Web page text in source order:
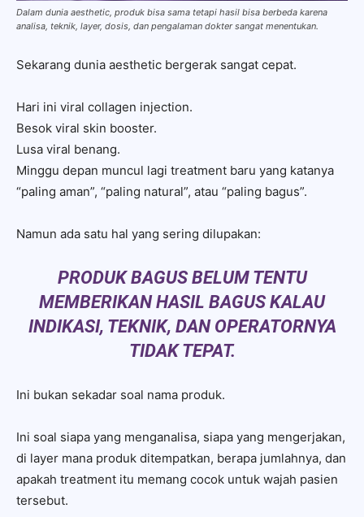
Dalam dunia aesthetic, produk bisa sama tetapi hasil bisa berbeda karena
analisa, teknik, layer, dosis, dan pengalaman dokter sangat menentukan.
Sekarang dunia aesthetic bergerak sangat cepat.
Hari ini viral collagen injection.
Besok viral skin booster.
Lusa viral benang.
Minggu depan muncul lagi treatment baru yang katanya
“paling aman”, “paling natural”, atau “paling bagus”.
Namun ada satu hal yang sering dilupakan:
PRODUK BAGUS BELUM TENTU
MEMBERIKAN HASIL BAGUS KALAU
INDIKASI, TEKNIK, DAN OPERATORNYA
TIDAK TEPAT.
Ini bukan sekadar soal nama produk.
Ini soal siapa yang menganalisa, siapa yang mengerjakan,
di layer mana produk ditempatkan, berapa jumlahnya, dan
apakah treatment itu memang cocok untuk wajah pasien
tersebut.